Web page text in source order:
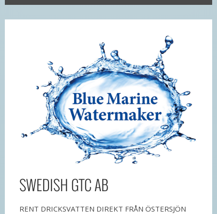
SWEDISH GTC AB
RENT DRICKSVATTEN DIREKT FRÅN ÖSTERSJÖN